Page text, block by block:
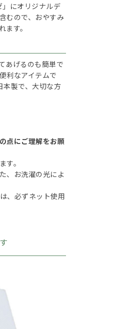
にオリジナルデ
むので、おやすみ
す。
あげるのも簡単で
利なアイテムで
本製で、大切な方
点にご理解をお願
。
、お洗濯の光によ
、必ずネット使用